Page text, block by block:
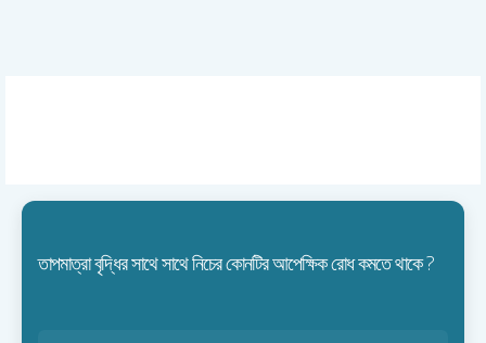
তাপমাত্রা বৃদ্ধির সাথে সাথে নিচের কোনটির আপেক্ষিক রোধ কমতে থাকে ?